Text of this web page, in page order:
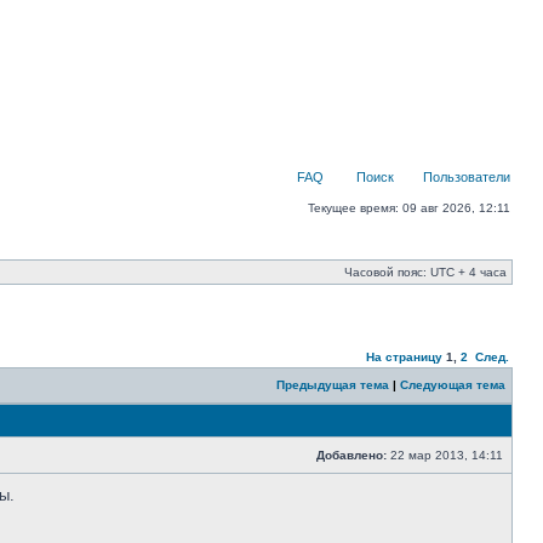
FAQ Поиск Пользователи
Текущее время: 09 авг 2026, 12:11
Часовой пояс: UTC + 4 часа
На страницу 1 2 След.
Предыдущая тема | Следующая тема
Добавлено: 22 мар 2013, 14:11